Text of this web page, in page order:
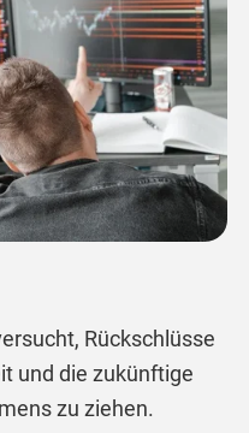
Rückschlüsse
und die zukünftige
zu ziehen.